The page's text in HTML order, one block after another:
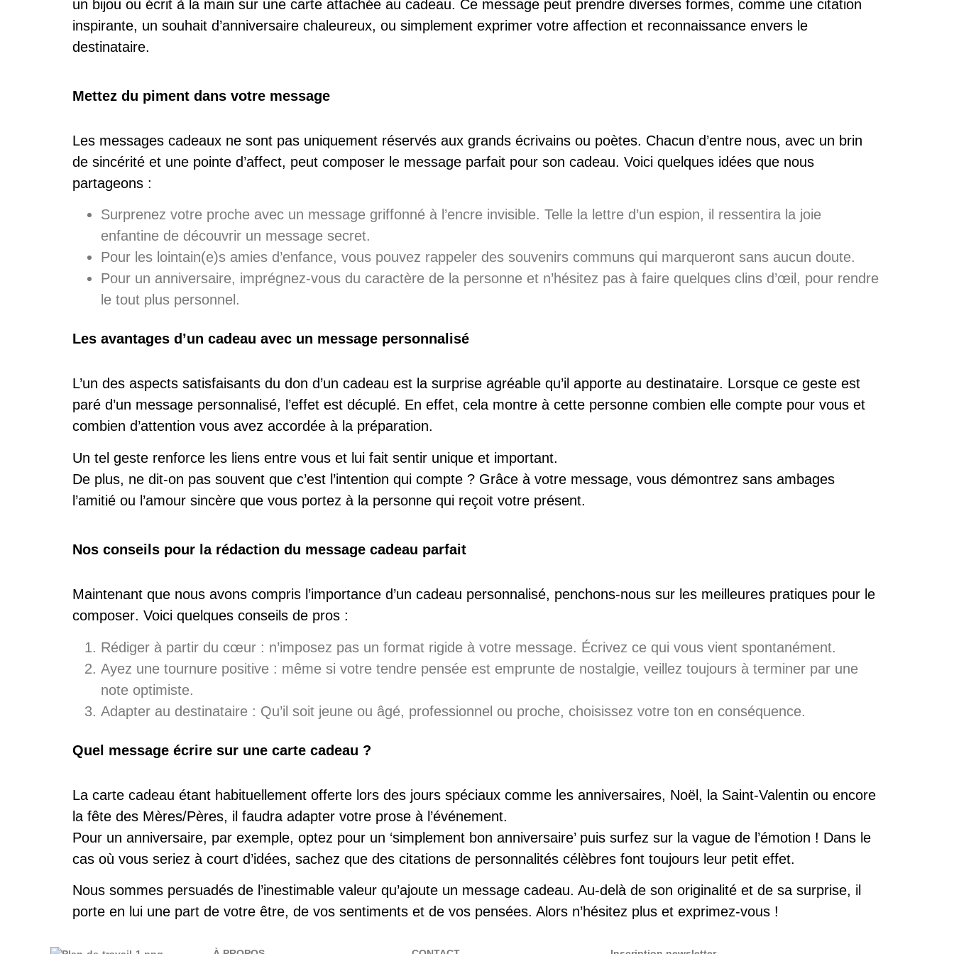
un bijou ou écrit à la main sur une carte attachée au cadeau. Ce message peut prendre diverses formes, comme une citation
inspirante, un souhait d’anniversaire chaleureux, ou simplement exprimer votre affection et reconnaissance envers le
destinataire.
Mettez du piment dans votre message
Les messages cadeaux ne sont pas uniquement réservés aux grands écrivains ou poètes. Chacun d’entre nous, avec un brin
de sincérité et une pointe d’affect, peut composer le message parfait pour son cadeau. Voici quelques idées que nous
partageons :
Surprenez votre proche avec un message griffonné à l’encre invisible. Telle la lettre d’un espion, il ressentira la joie
enfantine de découvrir un message secret.
Pour les lointain(e)s amies d’enfance, vous pouvez rappeler des souvenirs communs qui marqueront sans aucun doute.
Pour un anniversaire, imprégnez-vous du caractère de la personne et n’hésitez pas à faire quelques clins d’œil, pour rendre
le tout plus personnel.
Les avantages d’un cadeau avec un message personnalisé
L’un des aspects satisfaisants du don d’un cadeau est la surprise agréable qu’il apporte au destinataire. Lorsque ce geste est
paré d’un message personnalisé, l’effet est décuplé. En effet, cela montre à cette personne combien elle compte pour vous et
combien d’attention vous avez accordée à la préparation.
Un tel geste renforce les liens entre vous et lui fait sentir unique et important.
De plus, ne dit-on pas souvent que c’est l’intention qui compte ? Grâce à votre message, vous démontrez sans ambages
l’amitié ou l’amour sincère que vous portez à la personne qui reçoit votre présent.
Nos conseils pour la rédaction du message cadeau parfait
Maintenant que nous avons compris l’importance d’un cadeau personnalisé, penchons-nous sur les meilleures pratiques pour le
composer. Voici quelques conseils de pros :
Rédiger à partir du cœur : n’imposez pas un format rigide à votre message. Écrivez ce qui vous vient spontanément.
Ayez une tournure positive : même si votre tendre pensée est emprunte de nostalgie, veillez toujours à terminer par une
note optimiste.
Adapter au destinataire : Qu’il soit jeune ou âgé, professionnel ou proche, choisissez votre ton en conséquence.
Quel message écrire sur une carte cadeau ?
La carte cadeau étant habituellement offerte lors des jours spéciaux comme les anniversaires, Noël, la Saint-Valentin ou encore
la fête des Mères/Pères, il faudra adapter votre prose à l’événement.
Pour un anniversaire, par exemple, optez pour un ‘simplement bon anniversaire’ puis surfez sur la vague de l’émotion ! Dans le
cas où vous seriez à court d’idées, sachez que des citations de personnalités célèbres font toujours leur petit effet.
Nous sommes persuadés de l’inestimable valeur qu’ajoute un message cadeau. Au-delà de son originalité et de sa surprise, il
porte en lui une part de votre être, de vos sentiments et de vos pensées. Alors n’hésitez plus et exprimez-vous !